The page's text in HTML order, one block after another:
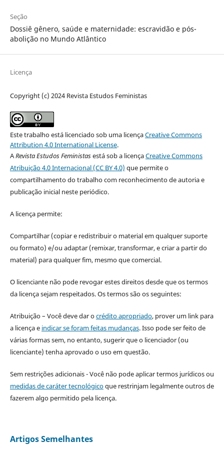
Seção
Dossiê gênero, saúde e maternidade: escravidão e pós-
abolição no Mundo Atlântico
Licença
Copyright (c) 2024 Revista Estudos Feministas
Este trabalho está licenciado sob uma licençaCreative Commons
Attribution 4.0 International License.
ARevista Estudos Feministasestá sob a licençaCreative Commons
Atribuição 4.0 Internacional (CC BY 4.0) que permite o
compartilhamento do trabalho com reconhecimento de autoria e
publicação inicial neste periódico.
A licença permite:
Compartilhar (copiar e redistribuir o material em qualquer suporte
ou formato) e/ou adaptar (remixar, transformar, e criar a partir do
material) para qualquer fim, mesmo que comercial.
O licenciante não pode revogar estes direitos desde que os termos
da licença sejam respeitados. Os termos são os seguintes:
Atribuição – Você deve dar ocrédito apropriado, prover um link para
a licença e indicar se foram feitas mudanças. Isso pode ser feito de
várias formas sem, no entanto, sugerir que o licenciador (ou
licenciante) tenha aprovado o uso em questão.
Sem restrições adicionais - Você não pode aplicar termos jurídicos ou
medidas de caráter tecnológicoque restrinjam legalmente outros de
fazerem algo permitido pela licença.
Artigos Semelhantes